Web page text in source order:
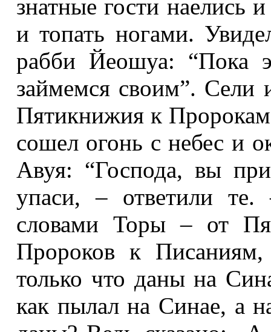
знатные гости наелись
и топать ногами.
рабби Йеошуа: “Пока
займемся своим”. Сели
Пяти­книжия к
сошел огонь с небес и
Авуя: “Господа, вы
упаси, – ответили
словами Торы – от
Пророков к Писаниям,
только что даны на
как пылал на Синае, а